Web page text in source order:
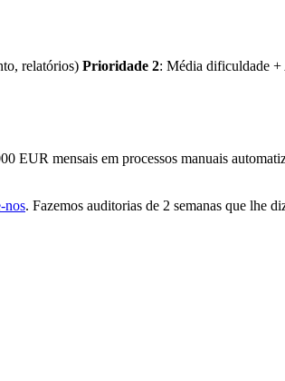
relatórios) Prioridade 2: Média dificuldade +
EUR mensais em processos manuais
nos. Fazemos auditorias de 2 semanas que lhe